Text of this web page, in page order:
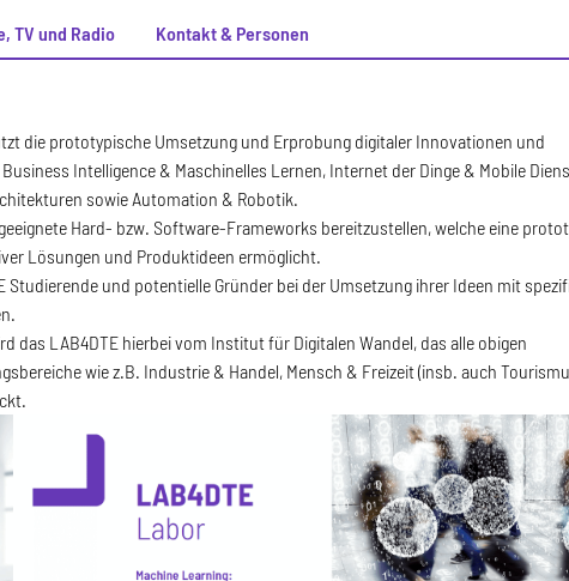
TV und Radio Kontakt & Personen
die prototypische Umsetzung und Erprobung digitaler Innovationen und
Intelligence & Maschinelles Lernen, Internet der Dinge & Mobile
sowie Automation & Robotik.
Hard- bzw. Software-Frameworks bereitzustellen, welche eine
Lösungen und Produktideen ermöglicht.
und potentielle Gründer bei der Umsetzung ihrer Ideen mit
LAB4DTE hierbei vom Institut für Digitalen Wandel, das alle obigen
wie z.B. Industrie & Handel, Mensch & Freizeit (insb. auch